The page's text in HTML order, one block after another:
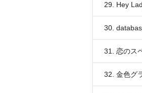
29. Hey
30.
31. 恋のス
32. 金色グ